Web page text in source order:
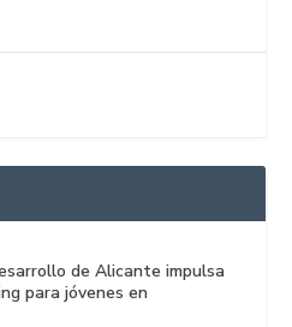
de Alicante impulsa
para jóvenes en